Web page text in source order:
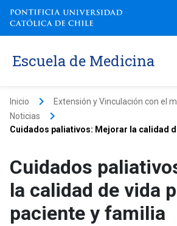
Escuela de Medicina
Inicio keyboard_arrow_right Extensión y Vinculación con el
Noticias keyboard_arrow_right
Cuidados paliativos: Mejorar la calidad
Cuidados
la calidad de vida
paciente y familia